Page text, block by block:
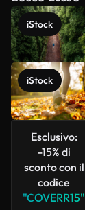
iStock
iStock
Esclusivo:
-15% di
sconto con il
codice
"COVERR15"